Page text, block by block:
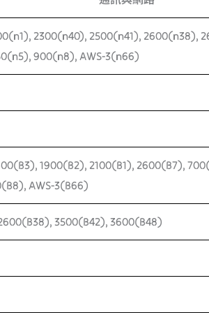
2300(n40), 2500(n41),
900(n8), AWS-3(n66)
1900(B2), 2100(B1), 2600(B7),
AWS-3(B66)
3500(B42), 3600(B48)